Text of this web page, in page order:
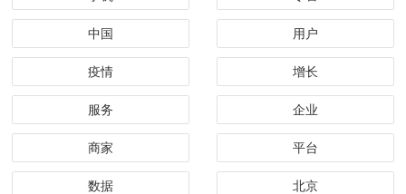
中国 用户
疫情 增长
服务 企业
商家 平台
数据 北京